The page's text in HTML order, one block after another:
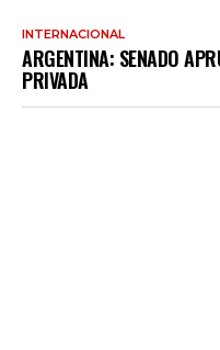
INTERNACIONAL
ARGENTINA: SENADO
PRIVADA